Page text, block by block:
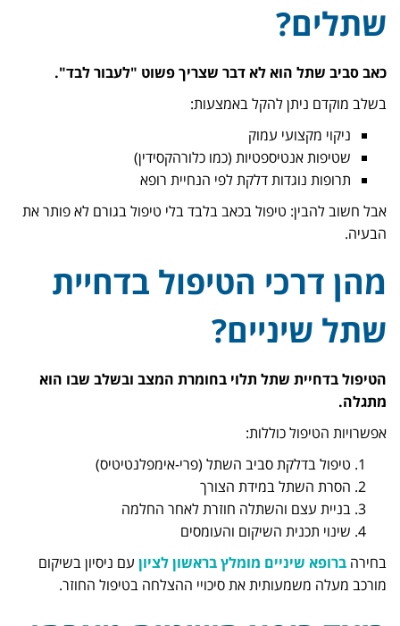
שתלים?
כאב סביב שתל הוא לא דבר שצריך פשוט "לעבור לבד".
בשלב מוקדם ניתן להקל באמצעות:
ניקוי מקצועי עמוק
שטיפות אנטיספטיות (כמו כלורהקסידין)
תרופות נוגדות דלקת לפי הנחיית רופא
אבל חשוב להבין: טיפול בכאב בלבד בלי טיפול בגורם לא פותר את
הבעיה.
מהן דרכי הטיפול בדחיית
שתל שיניים?
הטיפול בדחיית שתל תלוי בחומרת המצב ובשלב שבו הוא
מתגלה.
אפשרויות הטיפול כוללות:
טיפול בדלקת סביב השתל (פרי-אימפלנטיטיס)
הסרת השתל במידת הצורך
בניית עצם והשתלה חוזרת לאחר החלמה
שינוי תכנית השיקום והעומסים
בחירה ברופא שיניים מומלץ בראשון לציון עם ניסיון בשיקום
מורכב מעלה משמעותית את סיכויי ההצלחה בטיפול החוזר.